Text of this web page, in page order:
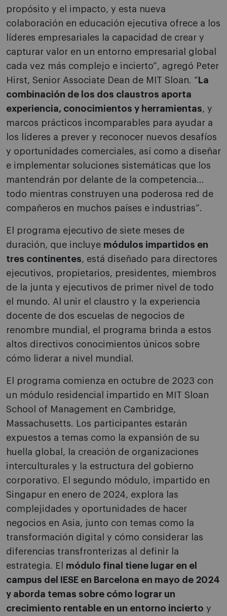
propósito y el impacto, y esta nueva
colaboración en educación ejecutiva ofrece a los
líderes empresariales la capacidad de crear y
capturar valor en un entorno empresarial global
cada vez más complejo e incierto”, agregó Peter
Hirst, Senior Associate Dean de MIT Sloan. “ La
combinación de los dos claustros aporta
experiencia, conocimientos y herramientas, y
marcos prácticos incomparables para ayudar a
los líderes a prever y reconocer nuevos desafíos
y oportunidades comerciales, así como a diseñar
e implementar soluciones sistemáticas que los
mantendrán por delante de la competencia…
todo mientras construyen una poderosa red de
compañeros en muchos países e industrias”.
El programa ejecutivo de siete meses de
duración, que incluye módulos impartidos en
tres continentes, está diseñado para directores
ejecutivos, propietarios, presidentes, miembros
de la junta y ejecutivos de primer nivel de todo
el mundo. Al unir el claustro y la experiencia
docente de dos escuelas de negocios de
renombre mundial, el programa brinda a estos
altos directivos conocimientos únicos sobre
cómo liderar a nivel mundial.
El programa comienza en octubre de 2023 con
un módulo residencial impartido en MIT Sloan
School of Management en Cambridge,
Massachusetts. Los participantes estarán
expuestos a temas como la expansión de su
huella global, la creación de organizaciones
interculturales y la estructura del gobierno
corporativo. El segundo módulo, impartido en
Singapur en enero de 2024, explora las
complejidades y oportunidades de hacer
negocios en Asia, junto con temas como la
transformación digital y cómo considerar las
diferencias transfronterizas al definir la
estrategia. El módulo final tiene lugar en el
campus del IESE en Barcelona en mayo de 2024
y aborda temas sobre cómo lograr un
crecimiento rentable en un entorno incierto y